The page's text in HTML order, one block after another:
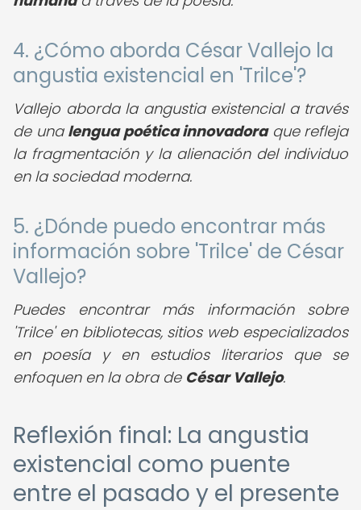
4. ¿Cómo aborda César Vallejo la
angustia existencial en 'Trilce'?
Vallejo aborda la angustia existencial a través
de una lengua poética innovadoraque refleja
la fragmentación y la alienación del individuo
en la sociedad moderna.
5. ¿Dónde puedo encontrar más
información sobre 'Trilce' de César
Vallejo?
Puedes encontrar más información sobre
'Trilce' en bibliotecas, sitios web especializados
en poesía y en estudios literarios que se
enfoquen en la obra de César Vallejo.
Reflexión final: La angustia
existencial como puente
entre el pasado y el presente